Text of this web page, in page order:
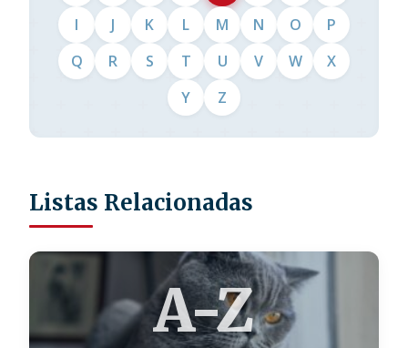
I
J K L M N O
P
Q
R S T U V W
X
Y
Z
Listas Relacionadas
A-Z